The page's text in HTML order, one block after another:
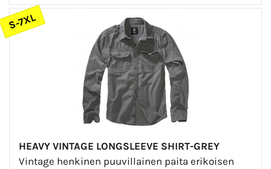
S-7XL
HEAVY VINTAGE LONGSLEEVE SHIRT-GREY
Vintage henkinen puuvillainen paita erikoisen